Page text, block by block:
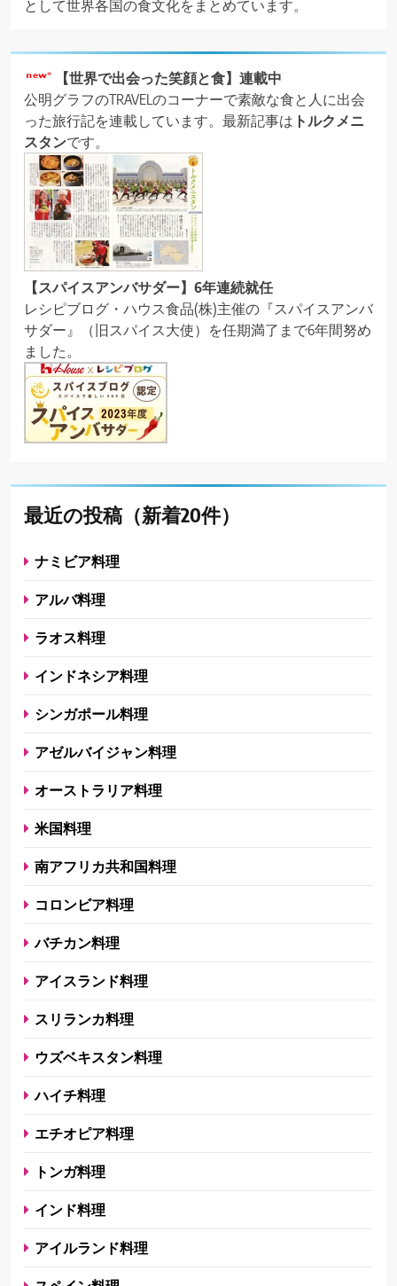
として世界各国の食文化をまとめています。
【世界で出会った笑顔と食】連載中
公明グラフのTRAVELのコーナーで素敵な食と人に出会
った旅行記を連載しています。最新記事は トルクメニ
スタンです。
【スパイスアンバサダー】6年連続就任
レシピブログ・ハウス食品(株)主催の『スパイスアンバ
サダー』（旧スパイス大使）を任期満了まで6年間努め
ました。
最近の投稿（新着20件）
ナミビア料理
アルバ料理
ラオス料理
インドネシア料理
シンガポール料理
アゼルバイジャン料理
オーストラリア料理
米国料理
南アフリカ共和国料理
コロンビア料理
バチカン料理
アイスランド料理
スリランカ料理
ウズベキスタン料理
ハイチ料理
エチオピア料理
トンガ料理
インド料理
アイルランド料理